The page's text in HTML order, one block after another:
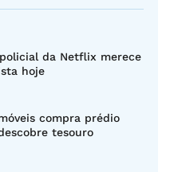
da Netflix merece
hoje
compra prédio
tesouro